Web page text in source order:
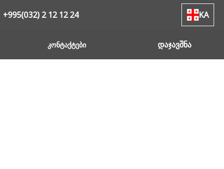
+995(032) 2 12 12 24 KA
კონტაქტები დაჯავშნა